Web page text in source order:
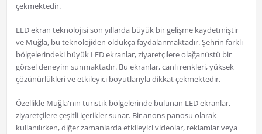
çekmektedir.
LED ekran teknolojisi son yıllarda büyük bir gelişme kaydetmiştir
ve Muğla, bu teknolojiden oldukça faydalanmaktadır. Şehrin farklı
bölgelerindeki büyük LED ekranlar, ziyaretçilere olağanüstü bir
görsel deneyim sunmaktadır. Bu ekranlar, canlı renkleri, yüksek
çözünürlükleri ve etkileyici boyutlarıyla dikkat çekmektedir.
Özellikle Muğla'nın turistik bölgelerinde bulunan LED ekranlar,
ziyaretçilere çeşitli içerikler sunar. Bir anons panosu olarak
kullanılırken, diğer zamanlarda etkileyici videolar, reklamlar veya